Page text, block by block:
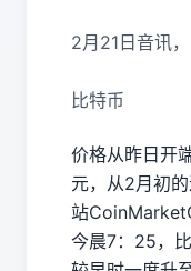
2月21日音讯，
比特币
价格从昨日开
元，从2月初
站
今晨7：25，